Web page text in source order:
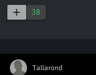
38
Tallarond